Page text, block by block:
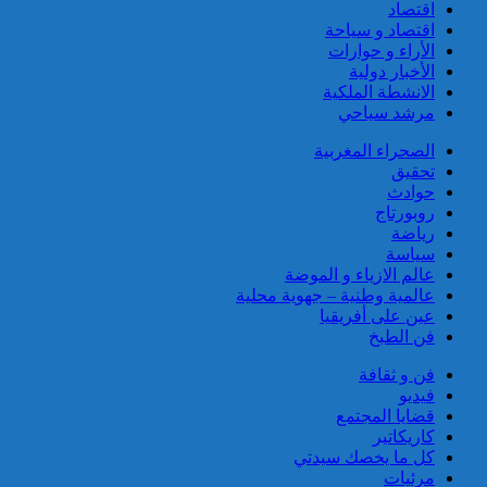
تعود للسائح البلجيكي الذي اختفى
عن الأنظار منذ أواخر نونبر
المنصرم بأكادير
ميناء طنجة المتوسط.. حجز أزيد
من 19 ألف قرص طبي مخدر
توقيف مواطن فرنسي من أصول
اقتصاد
اقتصاد و سياحة
الأراء و حوارات
الأخبار دولية
الانشطة الملكية
مرشد سياحي
الصحراء المغربية
تحقيق
حوادث
روبورتاج
رياضة
سياسة
عالم الازياء و الموضة
عالمية وطنية – جهوية محلية
عين على أفريقيا
فن الطبخ
فن و ثقافة
فيديو
قضايا المجتمع
كاريكاتير
كل ما يخصك سيدتي
مرئيات